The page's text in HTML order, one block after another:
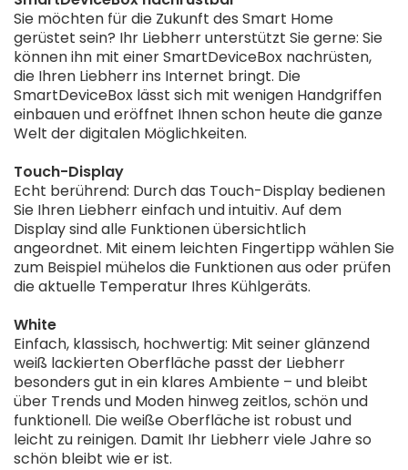
Sie möchten für die Zukunft des Smart Home
gerüstet sein? Ihr Liebherr unterstützt Sie gerne: Sie
können ihn mit einer SmartDeviceBox nachrüsten,
die Ihren Liebherr ins Internet bringt. Die
SmartDeviceBox lässt sich mit wenigen Handgriffen
einbauen und eröffnet Ihnen schon heute die ganze
Welt der digitalen Möglichkeiten.
Touch-Display
Echt berührend: Durch das Touch-Display bedienen
Sie Ihren Liebherr einfach und intuitiv. Auf dem
Display sind alle Funktionen übersichtlich
angeordnet. Mit einem leichten Fingertipp wählen Sie
zum Beispiel mühelos die Funktionen aus oder prüfen
die aktuelle Temperatur Ihres Kühlgeräts.
White
Einfach, klassisch, hochwertig: Mit seiner glänzend
weiß lackierten Oberfläche passt der Liebherr
besonders gut in ein klares Ambiente – und bleibt
über Trends und Moden hinweg zeitlos, schön und
funktionell. Die weiße Oberfläche ist robust und
leicht zu reinigen. Damit Ihr Liebherr viele Jahre so
schön bleibt wie er ist.